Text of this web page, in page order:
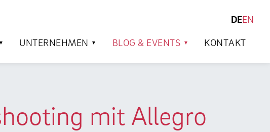
DEEN
UNTERNEHMEN BLOG & EVENTS KONTAKT
mit Allegro